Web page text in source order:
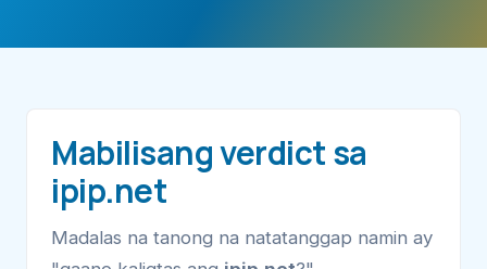
Mabilisang verdict sa
ipip.net
Madalas na tanong na natatanggap namin ay